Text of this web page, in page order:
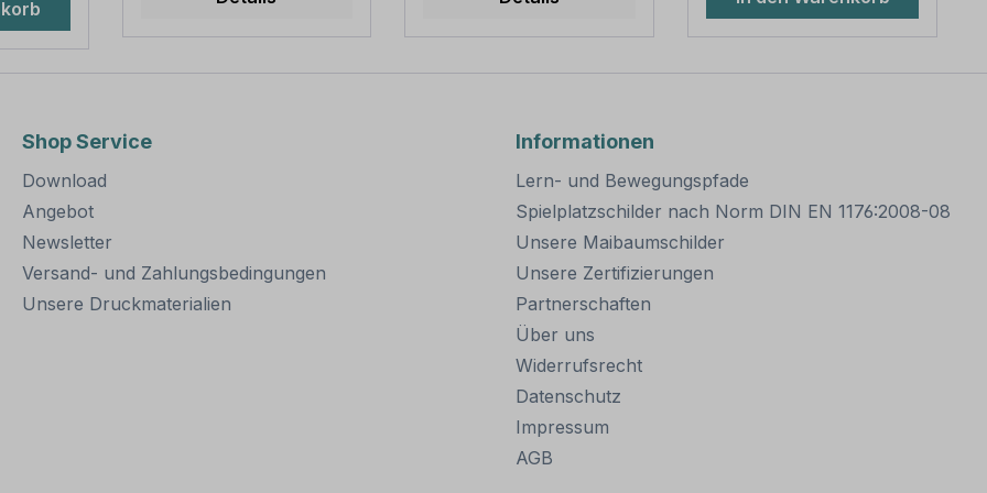
-
eine
erhältlich,
und somit für dauerhafte
bestens geeignet. Für
Merkmale dieser
Rohrschelle zur
erhältlich,
und somit für dauerhafte
bestens geeignet. Für
von Schildern mit einer
Höhe über 200
mm werden zwei
Rohrschellen benötigt.
Merkmale dieser
Rohrschelle zur
Schilderbefestigung:
Norm: nach IVZ
Material: Stahl,
feuerverzinkt
Ausführung: zweiteilig
zum Verschrauben
Schellenlänge: ca. 550
Abmessungen: Länge
Verpackungseinheiten: 1
Stand muß der Pfosten
mindestens 50 cm tief im
werden.
Shop Service
Download
Angebot
Newsletter
Versand- und Zahlungsbedingungen
Unsere Druckmaterialien
Informationen
Lern- und Bewegungspfade
Spielplatzschilder nach Norm DIN EN 1176:2008-08
Unsere Maibaumschilder
Unsere Zertifizierungen
Partnerschaften
Über uns
Widerrufsrecht
Datenschutz
Impressum
AGB